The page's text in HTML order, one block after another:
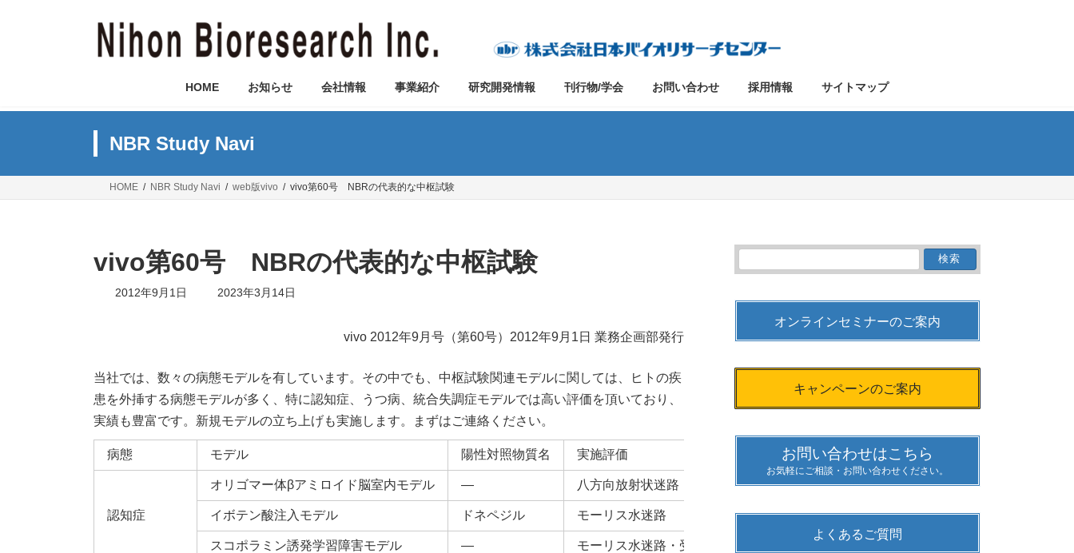
HOME お知らせ 会社情報 事業紹介 研究開発情報 刊行物/学会 お問い合わせ 採用情報 サイトマップ
NBR Study Navi
HOME NBR Study Navi web版vivo vivo第60号 NBRの代表的な中枢試験
vivo第60号 NBRの代表的な中枢試験
2012年9月1日
最
:
2023年3月14日
vivo 2012年9月号（第60号）2012年9月1日 業務企画部発行
当社では、数々の病態モデルを有しています。その中でも、中枢試験関連モデルに関しては、ヒトの疾
患を外挿する病態モデルが多く、特に認知症、うつ病、統合失調症モデルでは高い評価を頂いており、
実績も豊富です。新規モデルの立ち上げも実施します。まずはご連絡ください。
病態 モデル 陽性対照物質名 実施評価
認知症
オリゴマー体βアミロイド脳室内モデル ― 八方向放射状迷路
イボテン酸注入モデル ドネペジル モーリス水迷路
スコポラミン誘発学習障害モデル ― モーリス水迷路・受動回避
索:
オンラインセミナーのご案内
キャンペーンのご案内
お問い合わせはこちら
お気軽にご相談・お問い合わせください。
よくあるご質問